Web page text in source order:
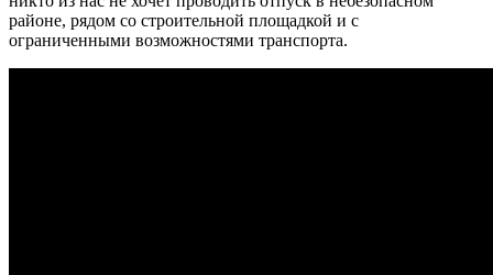
районе, рядом со строительной площадкой и с
ограниченными возможностями транспорта.